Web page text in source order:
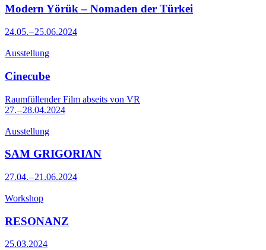
Modern Yörük – Nomaden der Türkei
24.05. – 25.06.2024
Ausstellung
Cinecube
Raumfüllender Film abseits von VR
27. – 28.04.2024
Ausstellung
SAM GRIGORIAN
27.04. – 21.06.2024
Workshop
RESONANZ
25.03.2024